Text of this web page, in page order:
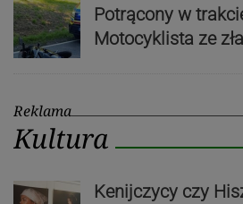
Potrącony w
Motocyklista ze
Reklama
Kultura
Kenijczycy czy